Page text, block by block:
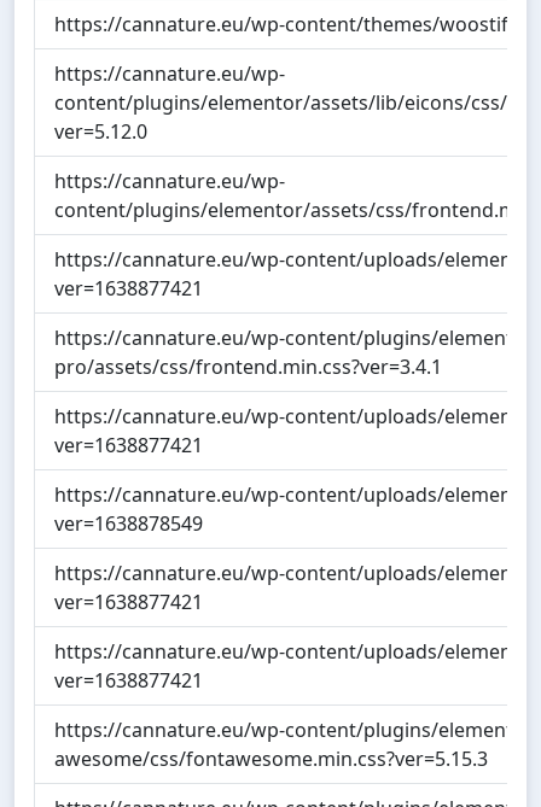
https://cannature.eu/wp-content/themes/woostify/
https://cannature.eu/wp-
content/plugins/elementor/assets/lib/eicons/css/
ver=5.12.0
https://cannature.eu/wp-
content/plugins/elementor/assets/css/
https://cannature.eu/wp-content/uploads/
ver=1638877421
https://cannature.eu/wp-content/plugins/elementor-
pro/assets/css/frontend.min.css?ver=3.4.1
https://cannature.eu/wp-content/uploads/
ver=1638877421
https://cannature.eu/wp-content/uploads/
ver=1638878549
https://cannature.eu/wp-content/uploads/
ver=1638877421
https://cannature.eu/wp-content/uploads/
ver=1638877421
https://cannature.eu/wp-content/plugins/
awesome/css/fontawesome.min.css?ver=5.15.3